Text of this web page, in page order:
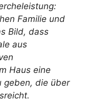
Familie und
Bild, dass
aus
Haus eine
geben, die über